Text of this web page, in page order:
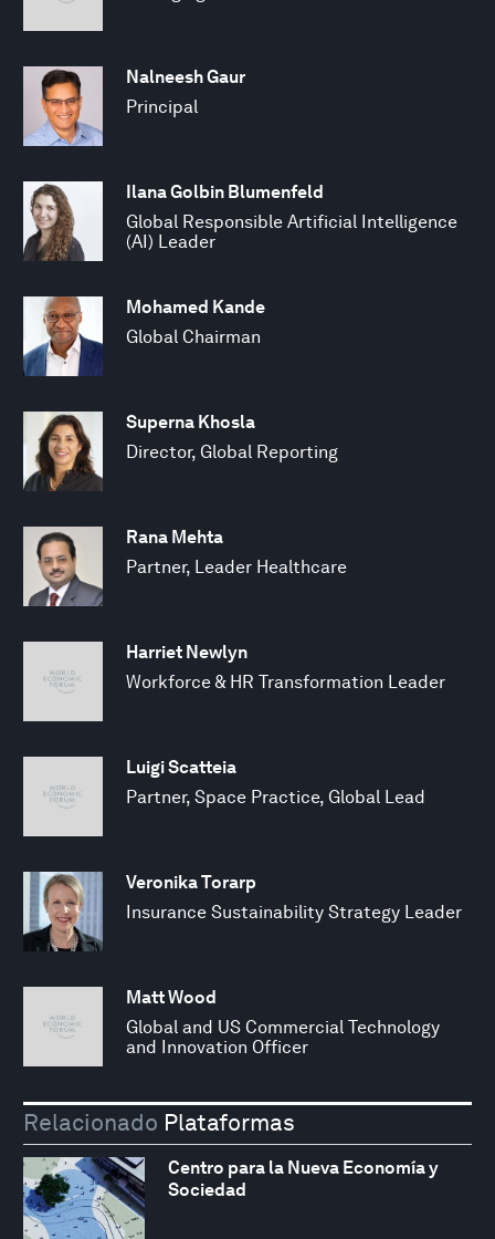
Nalneesh Gaur
Principal
Ilana Golbin Blumenfeld
Global Responsible Artificial Intelligence
(AI) Leader
Mohamed Kande
Global Chairman
Superna Khosla
Director, Global Reporting
Rana Mehta
Partner, Leader Healthcare
Harriet Newlyn
Workforce & HR Transformation Leader
Luigi Scatteia
Partner, Space Practice, Global Lead
Veronika Torarp
Insurance Sustainability Strategy Leader
Matt Wood
Global and US Commercial Technology
and Innovation Officer
Relacionado Plataformas
Centro para la Nueva Economía y
Sociedad